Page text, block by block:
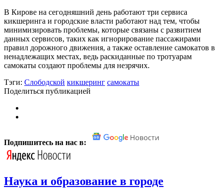
В Кирове на сегодняшний день работают три сервиса
кикшеринга и городские власти работают над тем, чтобы
минимизировать проблемы, которые связаны с развитием
данных сервисов, таких как игнорирование пассажирами
правил дорожного движения, а также оставление самокатов в
ненадлежащих местах, ведь раскиданные по тротуарам
самокаты создают проблемы для незрячих.
Тэги: Слободской кикшеринг самокаты
Поделиться публикацией
Подпишитесь на нас в:
Наука и образование в городе